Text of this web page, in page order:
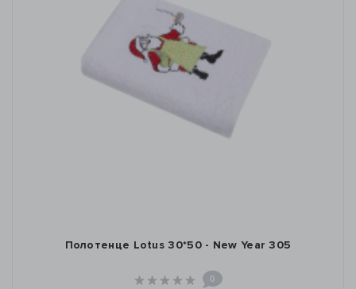
Полотенце Lotus 30*50 - New Year 305
0